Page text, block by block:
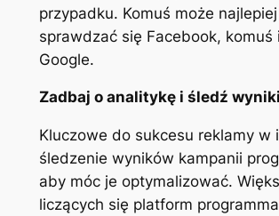
przypadku. Komuś może najlepiej
sprawdzać się Facebook, komuś
Google.
Zadbaj o analitykę i śledź
Kluczowe do sukcesu reklamy w
śledzenie wyników kampanii
aby móc je optymalizować.
liczących się platform